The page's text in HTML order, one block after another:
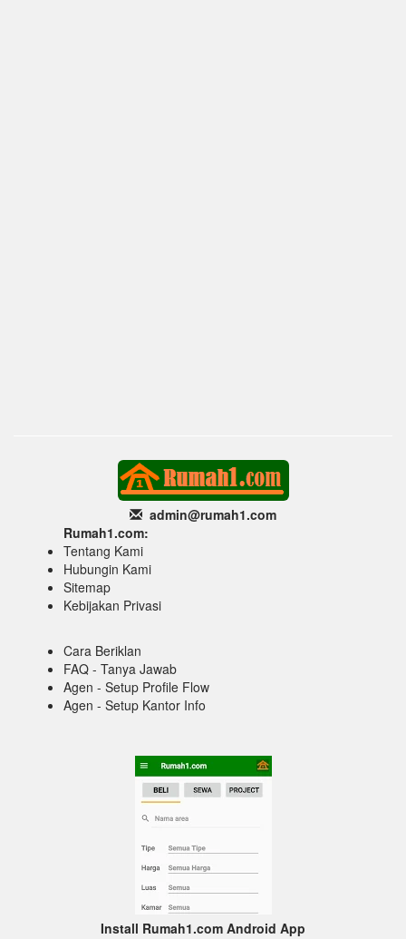
admin@rumah1.com
Rumah1.com:
Tentang Kami
Hubungin Kami
Sitemap
Kebijakan Privasi
Cara Beriklan
FAQ - Tanya Jawab
Agen - Setup Profile Flow
Agen - Setup Kantor Info
Install Rumah1.com Android App